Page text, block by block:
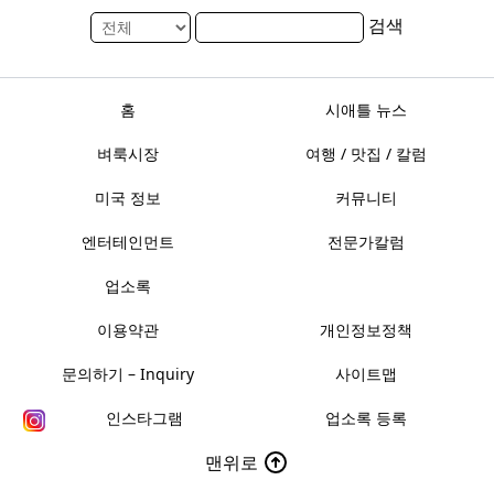
검색
홈 시애틀 뉴스
벼룩시장 여행 / 맛집 / 칼럼
미국 정보 커뮤니티
엔터테인먼트 전문가칼럼
업소록
이용약관 개인정보정책
문의하기 – Inquiry 사이트맵
인스타그램 업소록 등록
맨위로